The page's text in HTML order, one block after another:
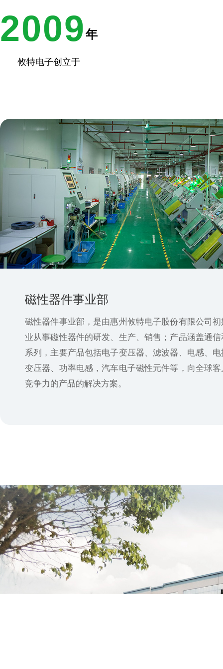
2009年
攸特电子创立于
磁性器件事业部
磁性器件事业部，是由惠州攸特电子股份有限公司
业从事磁性器件的研发、生产、销售；产品涵盖通
系列，主要产品包括电子变压器、滤波器、电感、
变压器、功率电感，汽车电子磁性元件等，向全球
竞争力的产品的解决方案。